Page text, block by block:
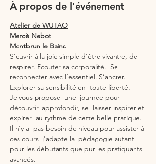
À propos de l'événement
Atelier de WUTAO
Mercè Nebot
Montbrun le Bains
S’ouvrir à la joie simple d’être vivant·e, de
respirer. Écouter sa corporalité.  Se
reconnecter avec l’essentiel. S’ancrer.
Explorer sa sensibilité en  toute liberté.
Je vous propose  une  journée pour
découvrir, approfondir, se  laisser inspirer et
expirer  au rythme de cette belle pratique.
Il n'y a  pas besoin de niveau pour assister à
ces cours, j'adapte la  pédagogie autant
pour les débutants que pur les pratiquants
avancés.